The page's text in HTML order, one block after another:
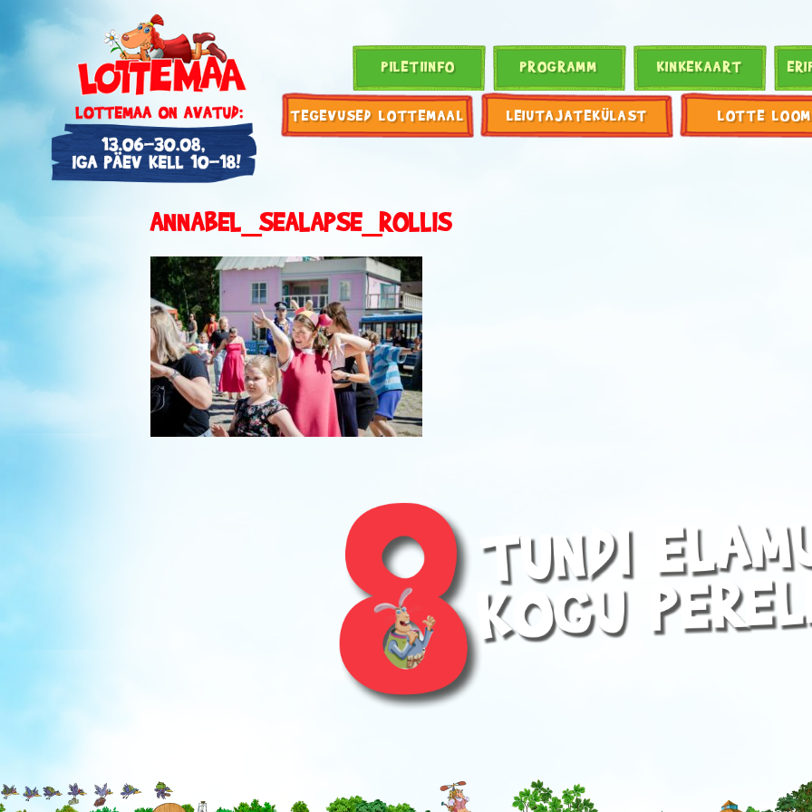
PILETIINFO PROGRAMM KINKEKAART
TEGEVUSED LOTTEMAAL LEIUTAJATEKÜLAST LOTTE
ANNABEL_SEALAPSE_ROLLIS